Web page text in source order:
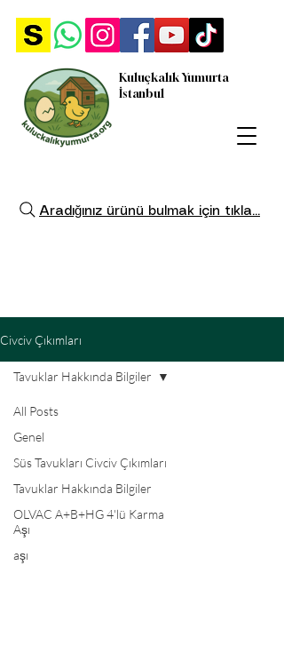
Kuluçkalık Yumurta
İstanbul
Aradığınız ürünü bulmak için tıkla...
Civciv Çıkımları
All Posts
Genel
Süs Tavukları Civciv Çıkımları
Tavuklar Hakkında Bilgiler
OLVAC A+B+HG 4'lü Karma
Aşı
aşı
Tavuklar Hakkında Bilgiler